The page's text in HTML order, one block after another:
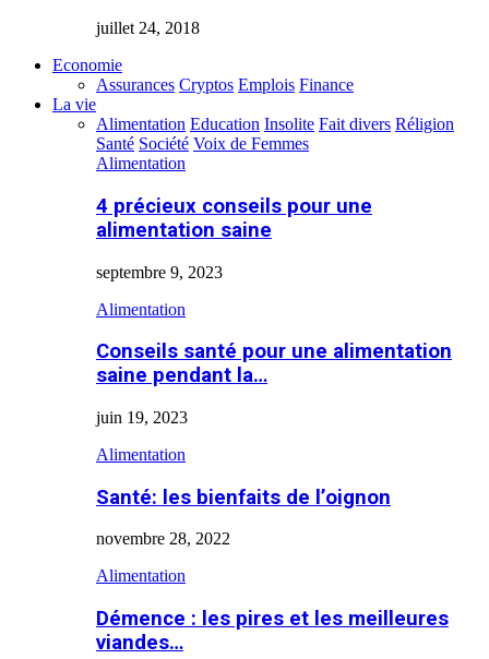
juillet 24, 2018
Economie
Assurances Cryptos Emplois Finance
La vie
Alimentation Education Insolite Fait divers Réligion
Santé Société Voix de Femmes
Alimentation
4 précieux conseils pour une
alimentation saine
septembre 9, 2023
Alimentation
Conseils santé pour une alimentation
saine pendant la…
juin 19, 2023
Alimentation
Santé: les bienfaits de l’oignon
novembre 28, 2022
Alimentation
Démence : les pires et les meilleures
viandes…